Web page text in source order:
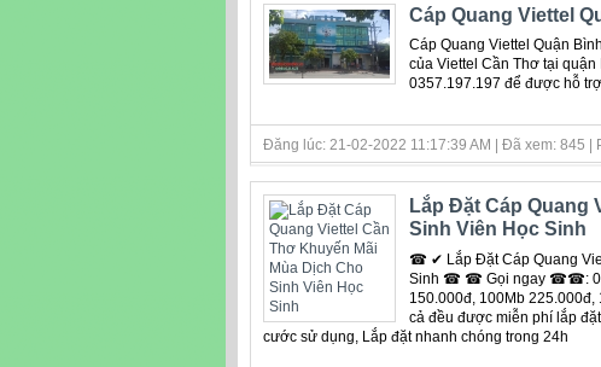
Cáp Quang Viettel
Cáp Quang Viettel Quận
của Viettel Cần Thơ tại
0357.197.197 để được hỗ
Đăng lúc: 21-02-2022 11:17:39 AM | Đã xem: 845 |
Lắp Đặt Cáp Quang
Sinh Viên Học Sinh
☎ ✔‎ Lắp Đặt Cáp Quang
Sinh ☎ ☎ Gọi ngay ☎☎:
150.000đ, 100Mb
cả đều được miễn phí lắp
cước sử dụng, Lắp đặt nhanh chóng trong 24h